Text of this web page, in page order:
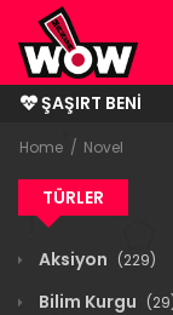
ŞAŞIRT BENI
BITMIŞ
Home Novel
TÜRLER
Aksiyon (229)
Bilim Kurgu